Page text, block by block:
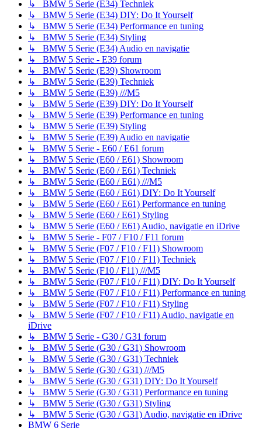
↳ BMW 5 Serie (E34) Techniek
↳ BMW 5 Serie (E34) DIY: Do It Yourself
↳ BMW 5 Serie (E34) Performance en tuning
↳ BMW 5 Serie (E34) Styling
↳ BMW 5 Serie (E34) Audio en navigatie
↳ BMW 5 Serie - E39 forum
↳ BMW 5 Serie (E39) Showroom
↳ BMW 5 Serie (E39) Techniek
↳ BMW 5 Serie (E39) ///M5
↳ BMW 5 Serie (E39) DIY: Do It Yourself
↳ BMW 5 Serie (E39) Performance en tuning
↳ BMW 5 Serie (E39) Styling
↳ BMW 5 Serie (E39) Audio en navigatie
↳ BMW 5 Serie - E60 / E61 forum
↳ BMW 5 Serie (E60 / E61) Showroom
↳ BMW 5 Serie (E60 / E61) Techniek
↳ BMW 5 Serie (E60 / E61) ///M5
↳ BMW 5 Serie (E60 / E61) DIY: Do It Yourself
↳ BMW 5 Serie (E60 / E61) Performance en tuning
↳ BMW 5 Serie (E60 / E61) Styling
↳ BMW 5 Serie (E60 / E61) Audio, navigatie en iDrive
↳ BMW 5 Serie - F07 / F10 / F11 forum
↳ BMW 5 Serie (F07 / F10 / F11) Showroom
↳ BMW 5 Serie (F07 / F10 / F11) Techniek
↳ BMW 5 Serie (F10 / F11) ///M5
↳ BMW 5 Serie (F07 / F10 / F11) DIY: Do It Yourself
↳ BMW 5 Serie (F07 / F10 / F11) Performance en tuning
↳ BMW 5 Serie (F07 / F10 / F11) Styling
↳ BMW 5 Serie (F07 / F10 / F11) Audio, navigatie en
iDrive
↳ BMW 5 Serie - G30 / G31 forum
↳ BMW 5 Serie (G30 / G31) Showroom
↳ BMW 5 Serie (G30 / G31) Techniek
↳ BMW 5 Serie (G30 / G31) ///M5
↳ BMW 5 Serie (G30 / G31) DIY: Do It Yourself
↳ BMW 5 Serie (G30 / G31) Performance en tuning
↳ BMW 5 Serie (G30 / G31) Styling
↳ BMW 5 Serie (G30 / G31) Audio, navigatie en iDrive
BMW 6 Serie